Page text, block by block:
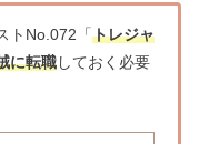
トNo.072「トレジャ
に転職しておく必要